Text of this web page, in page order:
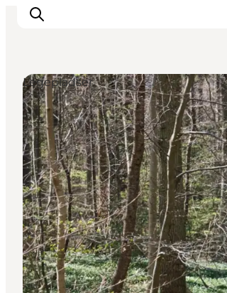
Byer & steder
Det sker
Guides & inspiration
Overnatning
Oplevelser
Legepladser